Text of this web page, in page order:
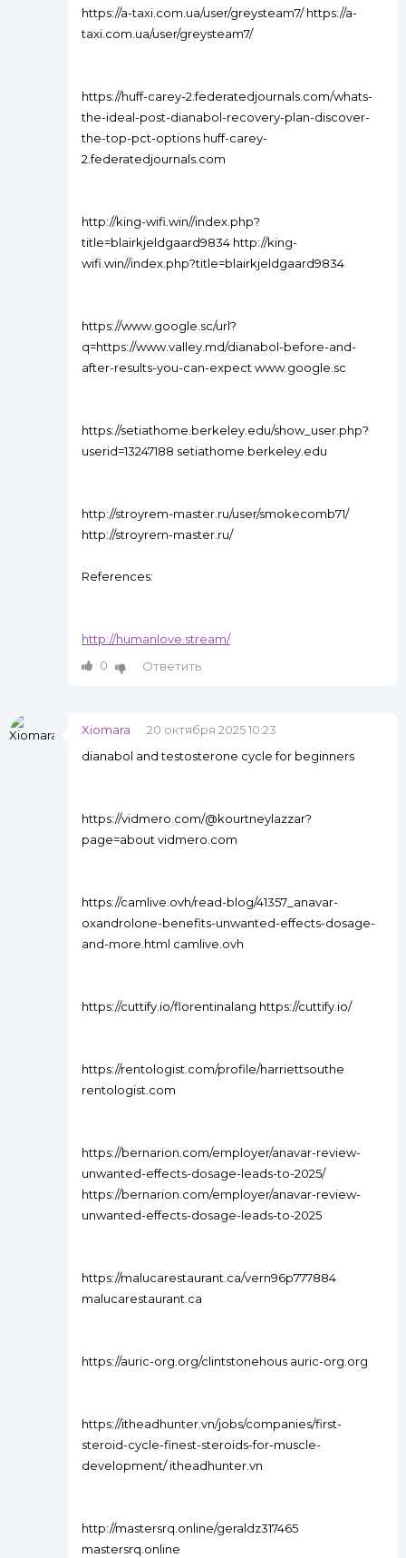
https://a-taxi.com.ua/user/greysteam7/ https://a-
taxi.com.ua/user/greysteam7/
https://huff-carey-2.federatedjournals.com/whats-
the-ideal-post-dianabol-recovery-plan-discover-
the-top-pct-options huff-carey-
2.federatedjournals.com
http://king-wifi.win//index.php?
title=blairkjeldgaard9834 http://king-
wifi.win//index.php?title=blairkjeldgaard9834
https://www.google.sc/url?
q=https://www.valley.md/dianabol-before-and-
after-results-you-can-expect www.google.sc
https://setiathome.berkeley.edu/show_user.php?
userid=13247188 setiathome.berkeley.edu
http://stroyrem-master.ru/user/smokecomb71/
http://stroyrem-master.ru/
References:
http://humanlove.stream/
0
Ответить
Xiomara
20 октября 2025 10:23
dianabol and testosterone cycle for beginners
https://vidmero.com/@kourtneylazzar?
page=about vidmero.com
https://camlive.ovh/read-blog/41357_anavar-
oxandrolone-benefits-unwanted-effects-dosage-
and-more.html camlive.ovh
https://cuttify.io/florentinalang https://cuttify.io/
https://rentologist.com/profile/harriettsouthe
rentologist.com
https://bernarion.com/employer/anavar-review-
unwanted-effects-dosage-leads-to-2025/
https://bernarion.com/employer/anavar-review-
unwanted-effects-dosage-leads-to-2025
https://malucarestaurant.ca/vern96p777884
malucarestaurant.ca
https://auric-org.org/clintstonehous auric-org.org
https://itheadhunter.vn/jobs/companies/first-
steroid-cycle-finest-steroids-for-muscle-
development/ itheadhunter.vn
http://mastersrq.online/geraldz317465
mastersrq.online